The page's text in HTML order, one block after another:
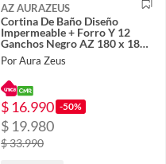
AZ AURAZEUS
Cortina De Baño Diseño
Impermeable + Forro Y 12
Ganchos Negro AZ 180 x 180
Cm
Por Aura Zeus
$ 16.990 -50%
$ 19.980
$ 33.990